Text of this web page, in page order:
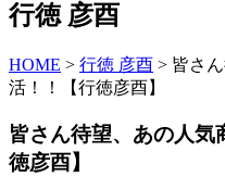
行徳 彦酉
HOME > 行徳 彦酉 > 皆さ
活！！【行徳彦酉】
皆さん待望、あの人
徳彦酉】